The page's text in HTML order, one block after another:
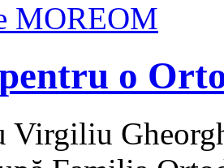
MOREOM
o
Virgiliu